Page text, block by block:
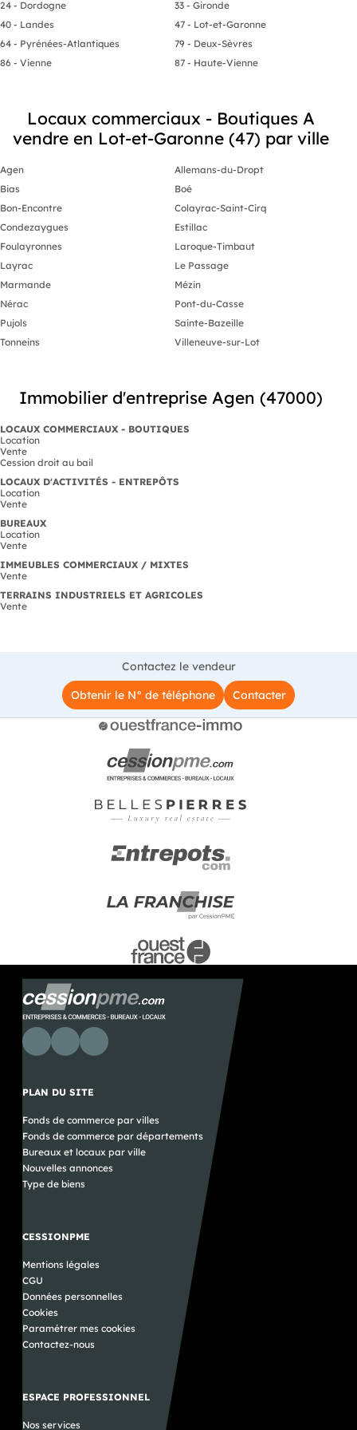
Prix de
Honoraires
net vendeur
24 - Dordogne
33 - Gironde
40 - Landes
47 - Lot-et-Garonne
64 - Pyrénées-Atlantiques
79 - Deux-Sèvres
86 - Vienne
87 - Haute-Vienne
Locaux commerciaux - Boutiques A
vendre en Lot-et-Garonne (47) par ville
Agen
Allemans-du-Dropt
Bias
Boé
Bon-Encontre
Colayrac-Saint-Cirq
Condezaygues
Estillac
Foulayronnes
Laroque-Timbaut
Layrac
Le Passage
Marmande
Mézin
Nérac
Pont-du-Casse
Pujols
Sainte-Bazeille
Tonneins
Villeneuve-sur-Lot
Immobilier d'entreprise Agen (47000)
LOCAUX COMMERCIAUX - BOUTIQUES
Location
Vente
Cession droit au bail
LOCAUX D'ACTIVITÉS - ENTREPÔTS
Location
Vente
BUREAUX
Location
Vente
IMMEUBLES COMMERCIAUX / MIXTES
Vente
TERRAINS INDUSTRIELS ET AGRICOLES
Vente
Contactez le vendeur
Obtenir le N° de téléphone
Contacter
PLAN DU SITE
Fonds de commerce par villes
Fonds de commerce par départements
Bureaux et locaux par ville
Nouvelles annonces
Type de biens
CESSIONPME
Mentions légales
CGU
Données personnelles
Cookies
Paramétrer mes cookies
Contactez-nous
ESPACE PROFESSIONNEL
Nos services